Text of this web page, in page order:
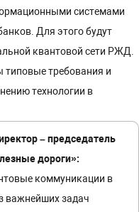
системами
Для этого будут
квантовой сети РЖД.
типовые требования и
технологии в
– председатель
дороги»:
коммуникации в
важнейших задач